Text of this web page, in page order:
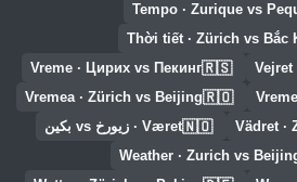
Tempo · Zurique vs
Thời tiết · Zürich vs Bắc
Vejret
🇷🇸
Vreme · Цирих vs Пекинг
🇷🇴
Vremea · Zürich vs Beijing
Vädret ·
🇳🇴Været · زيورخ vs بكين
Weather · Zurich vs